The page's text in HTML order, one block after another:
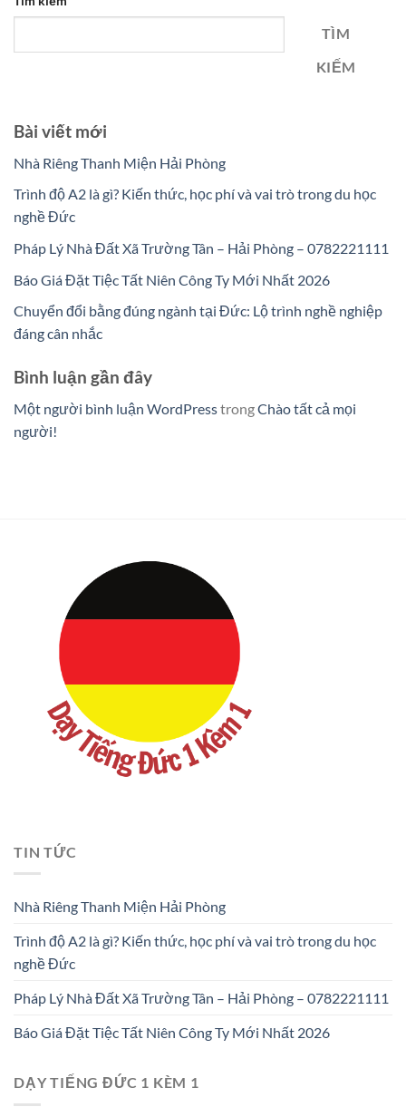
TÌM
KIẾM
Bài viết mới
Nhà Riêng Thanh Miện Hải Phòng
Trình độ A2 là gì? Kiến thức, học phí và vai trò trong du học
nghề Đức
Pháp Lý Nhà Đất Xã Trường Tân – Hải Phòng – 0782221111
Báo Giá Đặt Tiệc Tất Niên Công Ty Mới Nhất 2026
Chuyển đổi bằng đúng ngành tại Đức: Lộ trình nghề nghiệp
đáng cân nhắc
Bình luận gần đây
Một người bình luận WordPresstrongChào tất cả mọi
người!
TIN TỨC
Nhà Riêng Thanh Miện Hải Phòng
Trình độ A2 là gì? Kiến thức, học phí và vai trò trong du học
nghề Đức
Pháp Lý Nhà Đất Xã Trường Tân – Hải Phòng – 0782221111
Báo Giá Đặt Tiệc Tất Niên Công Ty Mới Nhất 2026
DẠY TIẾNG ĐỨC 1 KÈM 1